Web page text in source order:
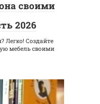
своими
2026
Легко! Создайте
мебель своими